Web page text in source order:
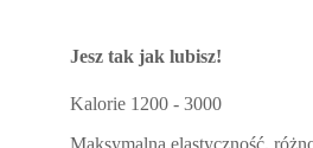
Jesz tak jak lubisz!
Kalorie 1200 - 3000
Maksymalna elastyczność,